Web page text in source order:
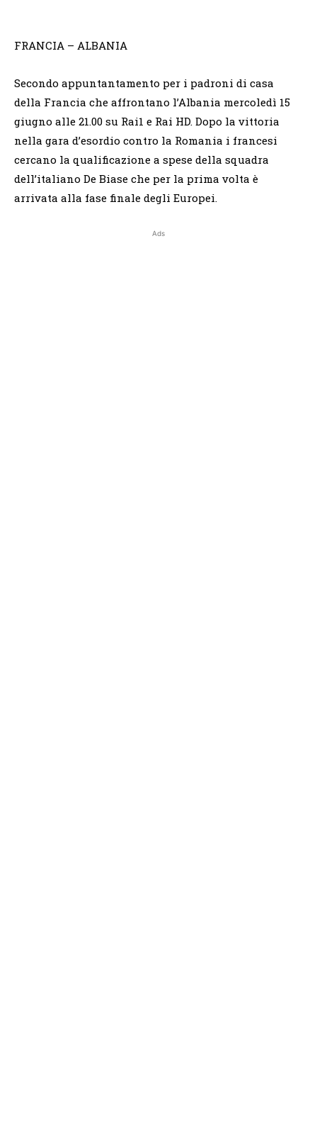
FRANCIA – ALBANIA
Secondo appuntantamento per i padroni di casa
della Francia che affrontano l’Albania mercoledì 15
giugno alle 21.00 su Rai1 e Rai HD. Dopo la vittoria
nella gara d’esordio contro la Romania i francesi
cercano la qualificazione a spese della squadra
dell’italiano De Biase che per la prima volta è
arrivata alla fase finale degli Europei.
Ads